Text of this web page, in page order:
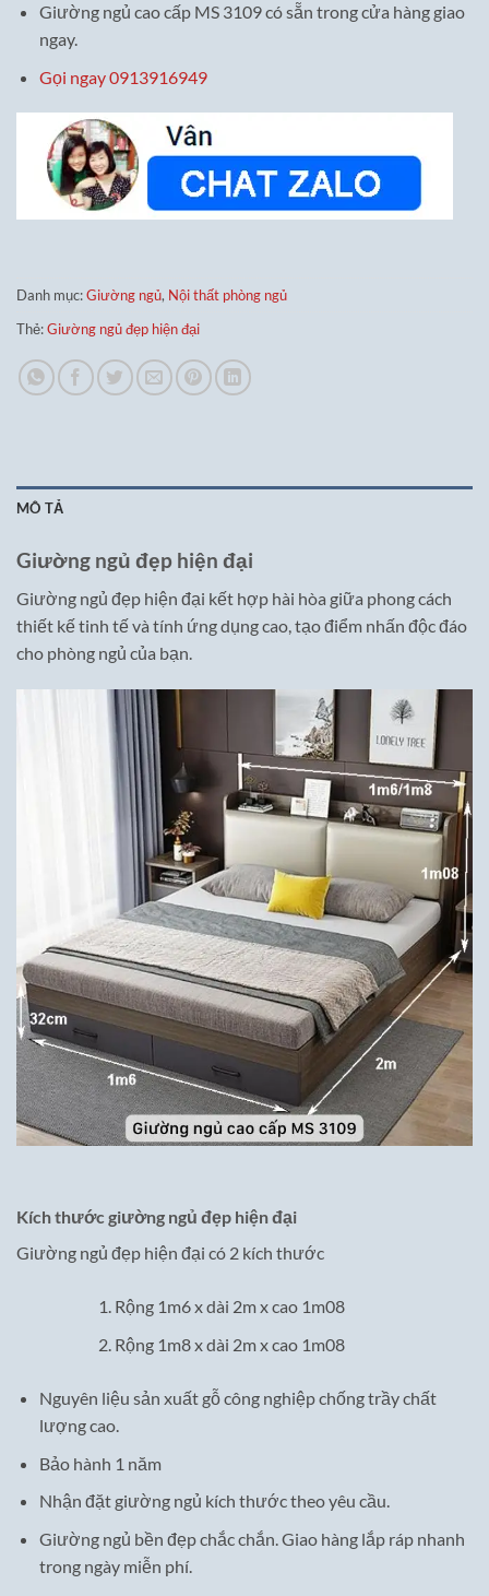
Giường ngủ cao cấp MS 3109 có sẵn trong cửa hàng giao
ngay.
Gọi ngay 0913916949
Danh mục:Giường ngủ, Nội thất phòng ngủ
Thẻ:Giường ngủ đẹp hiện đại
MÔ TẢ
Giường ngủ đẹp hiện đại
Giường ngủ đẹp hiện đại kết hợp hài hòa giữa phong cách
thiết kế tinh tế và tính ứng dụng cao, tạo điểm nhấn độc đáo
cho phòng ngủ của bạn.
Kích thước giường ngủ đẹp hiện đại
Giường ngủ đẹp hiện đại có 2 kích thước
Rộng 1m6 x dài 2m x cao 1m08
Rộng 1m8 x dài 2m x cao 1m08
Nguyên liệu sản xuất gỗ công nghiệp chống trầy chất
lượng cao.
Bảo hành 1 năm
Nhận đặt giường ngủ kích thước theo yêu cầu.
Giường ngủ bền đẹp chắc chắn. Giao hàng lắp ráp nhanh
trong ngày miễn phí.